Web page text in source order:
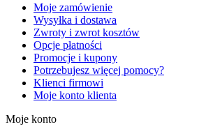
Moje zamówienie
Wysyłka i dostawa
Zwroty i zwrot kosztów
Opcje płatności
Promocje i kupony
Potrzebujesz więcej pomocy?
Klienci firmowi
Moje konto klienta
Moje konto